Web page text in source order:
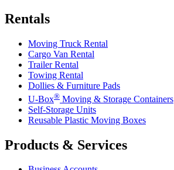
Rentals
Moving Truck Rental
Cargo Van Rental
Trailer Rental
Towing Rental
Dollies & Furniture Pads
U-Box® Moving & Storage Containers
Self-Storage Units
Reusable Plastic Moving Boxes
Products & Services